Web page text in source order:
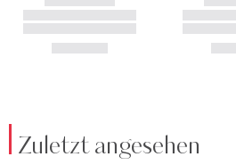
Zuletzt angesehen